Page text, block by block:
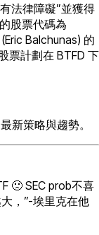
法律障礙”並獲得
股票代碼為
Balchunas) 的
票計劃在 BTFD 下
新策略與趨勢。
🙁 SEC prob不喜
，”-埃里克在他